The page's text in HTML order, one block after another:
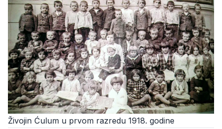
Živojin Ćulum u prvom razredu 1918. godine